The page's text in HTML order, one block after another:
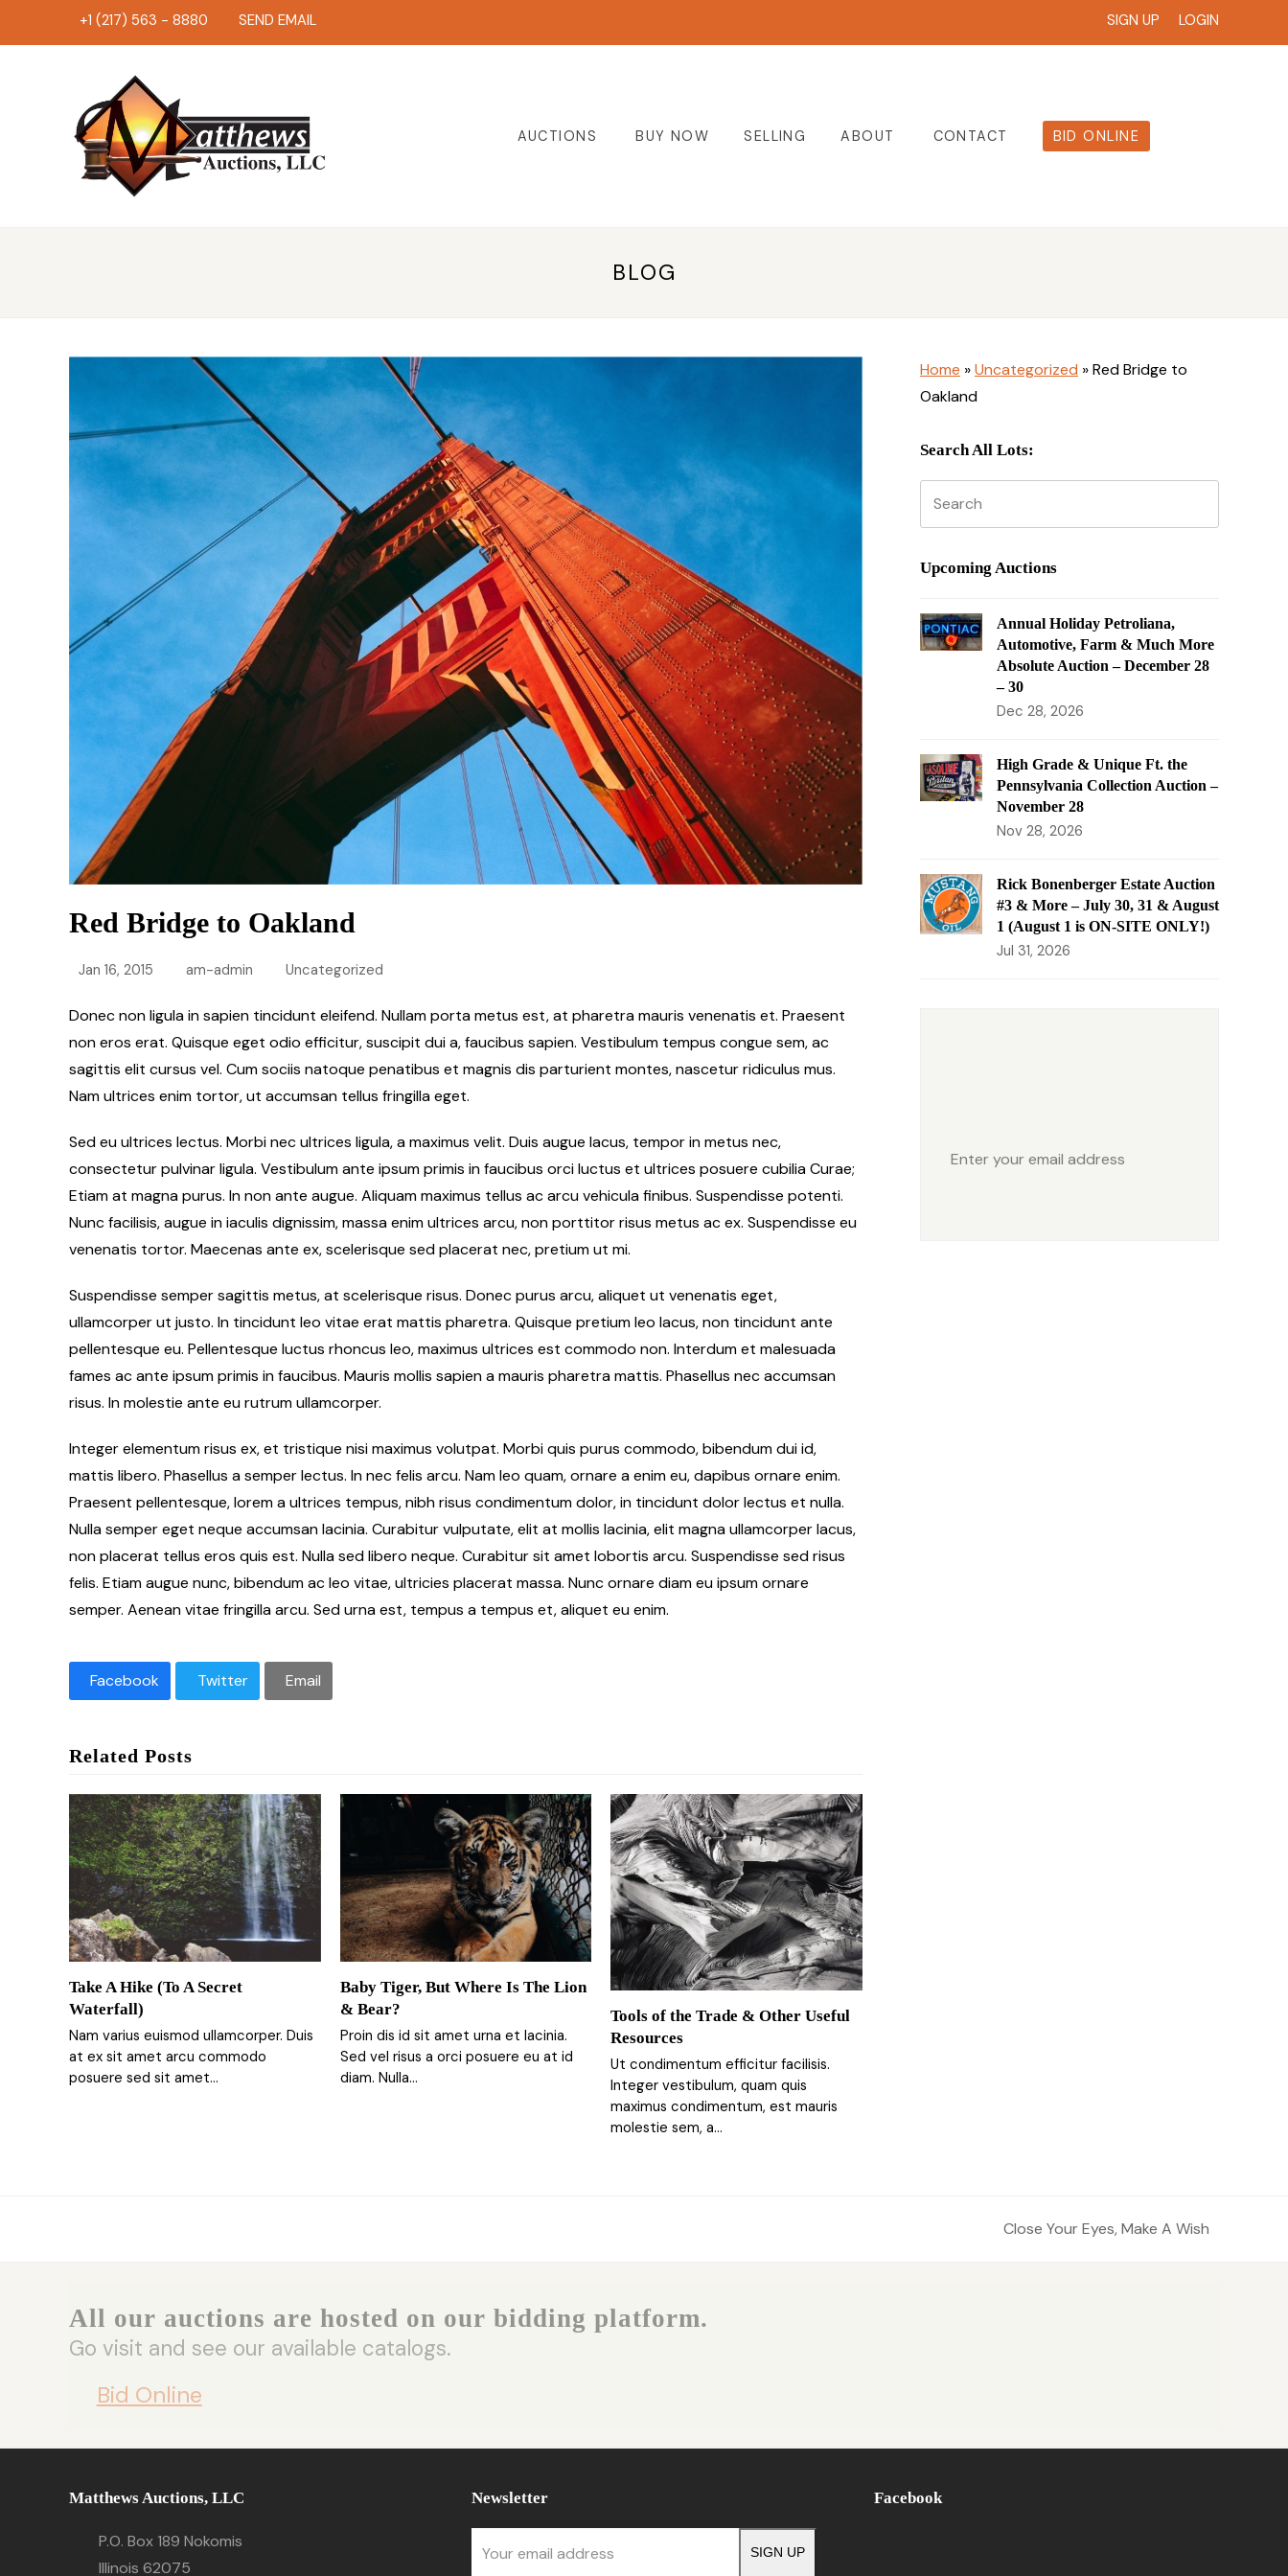
+1 (217) 563 - 8880 SEND EMAIL LOGIN
SIGN UP
AUCTIONS BUY NOW SELLING ABOUT CONTACT BID ONLINE
BLOG
Red Bridge to Oakland
Jan 16, 2015 am-admin Uncategorized
Donec non ligula in sapien tincidunt eleifend. Nullam porta metus est, at pharetra mauris venenatis et. Praesent
non eros erat. Quisque eget odio efficitur, suscipit dui a, faucibus sapien. Vestibulum tempus congue sem, ac
sagittis elit cursus vel. Cum sociis natoque penatibus et magnis dis parturient montes, nascetur ridiculus mus.
Nam ultrices enim tortor, ut accumsan tellus fringilla eget.
Sed eu ultrices lectus. Morbi nec ultrices ligula, a maximus velit. Duis augue lacus, tempor in metus nec,
consectetur pulvinar ligula. Vestibulum ante ipsum primis in faucibus orci luctus et ultrices posuere cubilia Curae;
Etiam at magna purus. In non ante augue. Aliquam maximus tellus ac arcu vehicula finibus. Suspendisse potenti.
Nunc facilisis, augue in iaculis dignissim, massa enim ultrices arcu, non porttitor risus metus ac ex. Suspendisse eu
venenatis tortor. Maecenas ante ex, scelerisque sed placerat nec, pretium ut mi.
Suspendisse semper sagittis metus, at scelerisque risus. Donec purus arcu, aliquet ut venenatis eget,
ullamcorper ut justo. In tincidunt leo vitae erat mattis pharetra. Quisque pretium leo lacus, non tincidunt ante
pellentesque eu. Pellentesque luctus rhoncus leo, maximus ultrices est commodo non. Interdum et malesuada
fames ac ante ipsum primis in faucibus. Mauris mollis sapien a mauris pharetra mattis. Phasellus nec accumsan
risus. In molestie ante eu rutrum ullamcorper.
Integer elementum risus ex, et tristique nisi maximus volutpat. Morbi quis purus commodo, bibendum dui id,
mattis libero. Phasellus a semper lectus. In nec felis arcu. Nam leo quam, ornare a enim eu, dapibus ornare enim.
Praesent pellentesque, lorem a ultrices tempus, nibh risus condimentum dolor, in tincidunt dolor lectus et nulla.
Nulla semper eget neque accumsan lacinia. Curabitur vulputate, elit at mollis lacinia, elit magna ullamcorper lacus,
non placerat tellus eros quis est. Nulla sed libero neque. Curabitur sit amet lobortis arcu. Suspendisse sed risus
felis. Etiam augue nunc, bibendum ac leo vitae, ultricies placerat massa. Nunc ornare diam eu ipsum ornare
semper. Aenean vitae fringilla arcu. Sed urna est, tempus a tempus et, aliquet eu enim.
Facebook Twitter Email
Related Posts
Take A Hike (To A Secret
Waterfall)
Nam varius euismod ullamcorper. Duis
at ex sit amet arcu commodo
posuere sed sit amet…
Baby Tiger, But Where Is The Lion
& Bear?
Proin dis id sit amet urna et lacinia.
Sed vel risus a orci posuere eu at id
diam. Nulla…
Tools of the Trade & Other Useful
Resources
Ut condimentum efficitur facilisis.
Integer vestibulum, quam quis
maximus condimentum, est mauris
molestie sem, a…
Home »Uncategorized »Red Bridge to
Oakland
Search All Lots:
Upcoming Auctions
Annual Holiday Petroliana,
Automotive, Farm & Much More
Absolute Auction – December 28
– 30
Dec 28, 2026
High Grade & Unique Ft. the
Pennsylvania Collection Auction –
November 28
Nov 28, 2026
Rick Bonenberger Estate Auction
#3 & More – July 30, 31 & August
1 (August 1 is ON-SITE ONLY!)
Jul 31, 2026
Enter
Close Your Eyes, Make A Wish
All our auctions are hosted on our bidding platform.
Go visit and see our available catalogs.
Bid Online
Matthews Auctions, LLC
P.O. Box 189 Nokomis
Illinois 62075
Newsletter
SIGN UP
Facebook